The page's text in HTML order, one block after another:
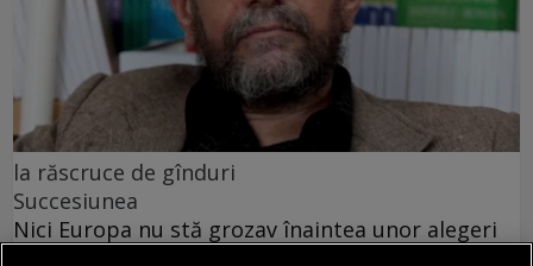
la răscruce de gînduri
Succesiunea
Nici Europa nu stă grozav înaintea unor alegeri